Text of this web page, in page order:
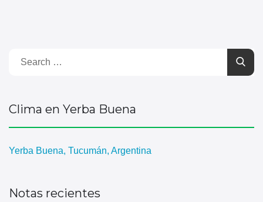
Clima en Yerba Buena
Yerba Buena, Tucumán, Argentina
Notas recientes